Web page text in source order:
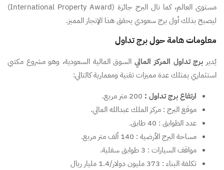
مستوى العالم، كما نال البرج جائزة (International Property Award)
ليصبح بذلك أول برج سعودي يحقق هذا الإنجاز المميز.
معلومات هامة حول برج تداول
يُدير برج تداول المركز المالي السوق المالية السعودية، وهو مشروع مكتبي
استثماري يمتلك عدة مميزات تقنية ومعمارية كالتالي:
ارتفاع برج تداول : 200 متر مربع.
موقع البرج : مركز الملك عبدالله المالي.
عدد الطوابق : 40 طابق.
مساحة البرج الأرضية : 140 ألف متر مربع.
مواقف السيارات : 3 طوابق سفلية.
تكلفة البناء : 373 مليون دولار/1.4 مليار ريال